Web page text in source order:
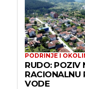
PODRINJE I
RUDO: POZIV
RACIONALNU
VODE